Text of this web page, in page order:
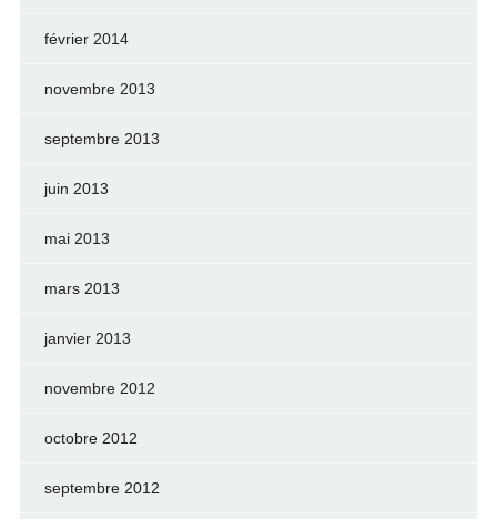
février 2014
novembre 2013
septembre 2013
juin 2013
mai 2013
mars 2013
janvier 2013
novembre 2012
octobre 2012
septembre 2012